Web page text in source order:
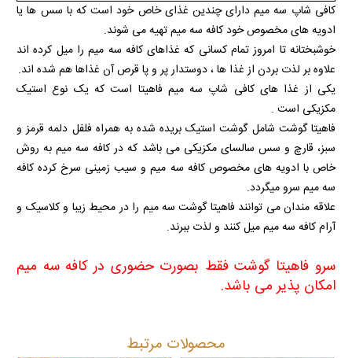
کافی شاپ سه میم دارای چندین غذای خاص خود است که با سس ها یا
ادویه های مخصوص خود کافه سه میم تهیه می شوند.
خوشبختانه تا امروز تمام کسانی که غذاهای کافه سه میم را میل کرده اند
علاوه بر لذت بردن از غذا ها ، دوستدار پر و پا قرص آن غذاها هم شده اند.
یکی از غذا های کافی شاپ سه میم فاهیتا است که یک نوع استیک
مکزیکی است .
فاهیتا گوشت شامل گوشت استیک بریده شده به همراه فلفل دلمه قرمز و
سبز، قارچ و سس سالسای مکزیکی می باشد که در کافه سه میم به روش
خاص با ادویه های مخصوص کافه سه میم و سیب زمینی سرخ کرده کافه
سه میم سرو میگردد.
علاقه مندان می توانند فاهیتا گوشت سه میم را در محیط زیبا و کلاسیک و
آرام کافه سه میم میل کنند و لذت ببرند.
سرو فاهیتا گوشت فقط بصورت حضوری در کافه سه میم
امکان پذیر می باشد.
محصولات مرتبط